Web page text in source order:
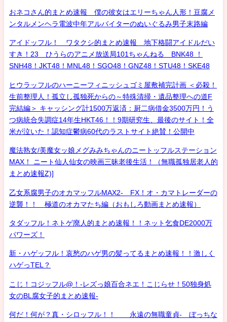
おネコさん的まとめ速報 僕の彼女はエリーちゃん人形！豆腐メ
ンタルメンヘラ電波中年アルバイターのぬいぐるみ男子末路編
アイドッフル！ ワタクシ的まとめ速報 地下格闘アイドルだい
すき！23 ひうらのアニメ放送局101ちゃんねる BNK48 ！
SNH48！JKT48！MNL48！SGO48！GNZ48！STU48！SKE48
ヒウラッフルのハーニーフィニッシュゴミ屋敷補完計画 ＜必殺！
生前整理人！孤立し孤独死からの～特殊清掃・遺品整理への道F
完結編＞ キャッシング計1500万返済：厨二病借金3500万円！う
つ病統合失調症14年生HKT46！！9期研究生、最後のサイト！全
米が泣いた！認知症鬱病60代のラストサイト絶賛！公開中
魔法熟女/美魔女ッ娘メグみみちゃんのニートッフルステーション
MAX！ ニート仙人仙女の映画三昧老後生活！（無職孤独居老人的
まとめ速報Z)]
乙女系腐男子のオカマッフルMAX2- FX！オ・カマトレーダーの
逆襲！！ 極道のオカマたち編（おもしろ動画まとめ速報）
タダッフル！ネトゲ廃人的まとめ速報！！ネット乞食DE2000万
パワーズ！
新・ハゲッフル！哀愁のハゲ男の髪ってるまとめ速報！！激しく
ハゲっTEL？
こじ！コジッフル@！-レズっ娘百合ネエ！こじらせ！50独身処
女のBL腐女子的まとめ速報-
何だ！何が？真・シロッフル！！ 永遠の無職童貞- ぼっちな